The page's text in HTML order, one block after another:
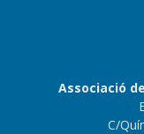
Associació
C/